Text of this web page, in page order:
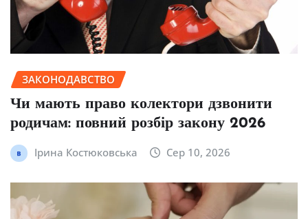
ЗАКОНОДАВСТВО
Чи мають право колектори дзвонити
родичам: повний розбір закону 2026
Ірина Костюковська Сер 10, 2026